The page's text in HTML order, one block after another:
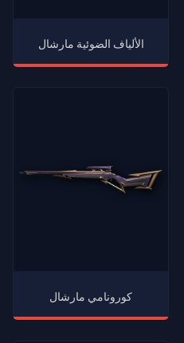
الألياف الضوئية مارشال
كورونامي مارشال